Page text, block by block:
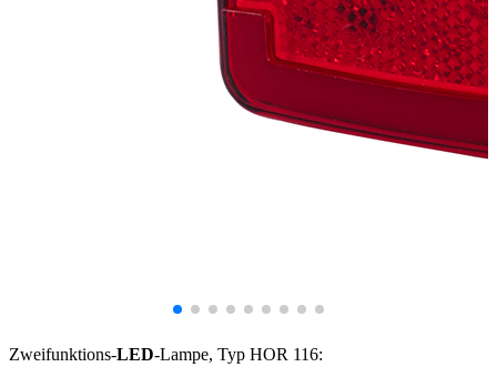
Zweifunktions-LED-Lampe, Typ HOR 116: